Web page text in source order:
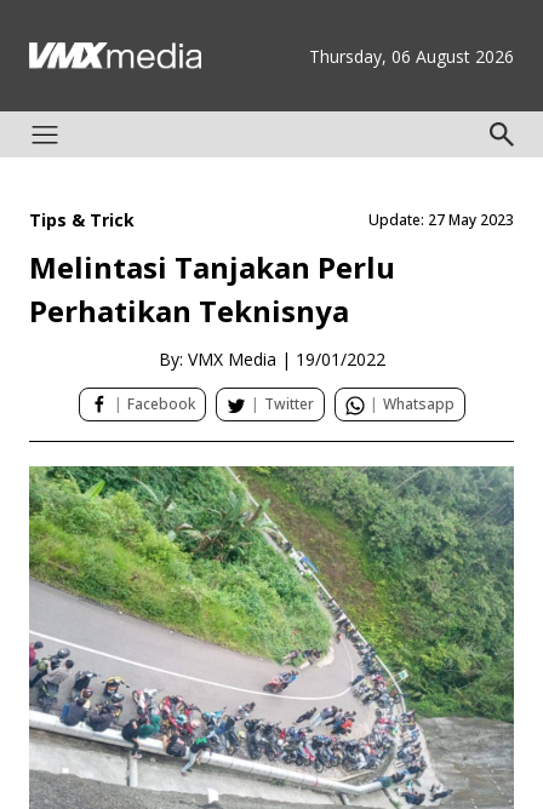
Thursday, 06 August 2026
Tips & Trick Update: 27 May 2023
Melintasi Tanjakan Perlu
Perhatikan Teknisnya
By: VMX Media | 19/01/2022
| Facebook | Twitter | Whatsapp